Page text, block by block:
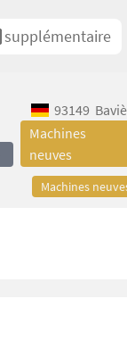
supplémentaire
93149
Machines
neuves
Machines